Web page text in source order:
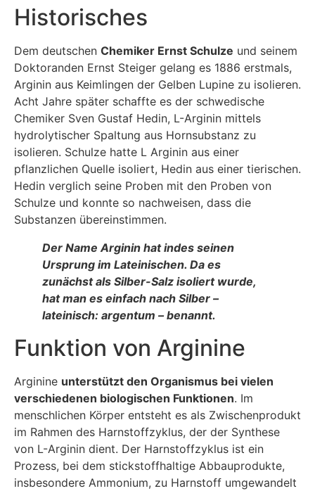
Historisches
Dem deutschen Chemiker Ernst Schulze und seinem
Doktoranden Ernst Steiger gelang es 1886 erstmals,
Arginin aus Keimlingen der Gelben Lupine zu isolieren.
Acht Jahre später schaffte es der schwedische
Chemiker Sven Gustaf Hedin, L-Arginin mittels
hydrolytischer Spaltung aus Hornsubstanz zu
isolieren. Schulze hatte L Arginin aus einer
pflanzlichen Quelle isoliert, Hedin aus einer tierischen.
Hedin verglich seine Proben mit den Proben von
Schulze und konnte so nachweisen, dass die
Substanzen übereinstimmen.
Der Name Arginin hat indes seinen
Ursprung im Lateinischen. Da es
zunächst als Silber-Salz isoliert wurde,
hat man es einfach nach Silber –
lateinisch: argentum – benannt.
Funktion von Arginine
Arginine unterstützt den Organismus bei vielen
verschiedenen biologischen Funktionen. Im
menschlichen Körper entsteht es als Zwischenprodukt
im Rahmen des Harnstoffzyklus, der der Synthese
von L-Arginin dient. Der Harnstoffzyklus ist ein
Prozess, bei dem stickstoffhaltige Abbauprodukte,
insbesondere Ammonium, zu Harnstoff umgewandelt